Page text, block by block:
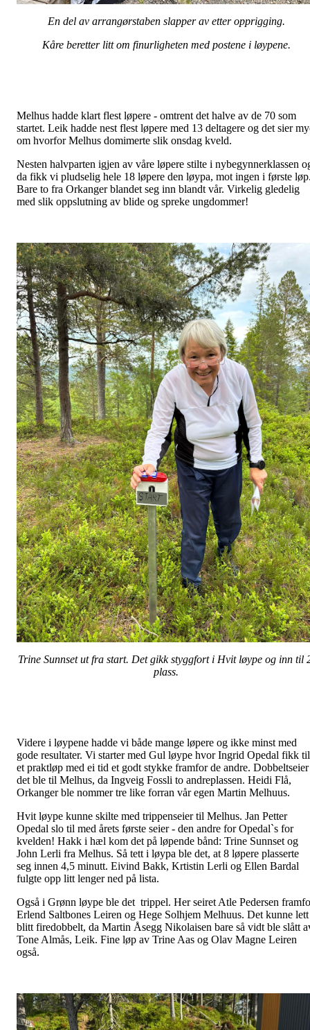
En del av arrangørstaben slapper av etter opprigging.
Kåre beretter litt om finurligheten med postene i løypene.
Melhus hadde klart flest løpere - omtrent det halve av de 70 som
startet. Leik hadde nest flest løpere med 13 deltagere og det sier
om hvorfor Melhus domimerte slik onsdag kveld.
Nesten halvparten igjen av våre løpere stilte i nybegynnerklassen
da fikk vi pludselig hele 18 løpere den løypa, mot ingen i første
Bare to fra Orkanger blandet seg inn blandt vår. Virkelig gledelig
med slik oppslutning av blide og spreke ungdommer!
Trine Sunnset ut fra start. Det gikk styggfort i Hvit løype og inn til
plass.
Videre i løypene hadde vi både mange løpere og ikke minst med
gode resultater. Vi starter med Gul løype hvor Ingrid Opedal fikk til
et praktløp med ei tid et godt stykke framfor de andre. Dobbeltseier
det ble til Melhus, da Ingveig Fossli to andreplassen. Heidi Flå,
Orkanger ble nommer tre like forran vår egen Martin Melhuus.
Hvit løype kunne skilte med trippenseier til Melhus. Jan Petter
Opedal slo til med årets første seier - den andre for Opedal`s for
kvelden! Hakk i hæl kom det på løpende bånd: Trine Sunnset og
John Lerli fra Melhus. Så tett i løypa ble det, at 8 løpere plasserte
seg innen 4,5 minutt. Eivind Bakk, Krtistin Lerli og Ellen Bardal
fulgte opp litt lenger ned på lista.
Også i Grønn løype ble det trippel. Her seiret Atle Pedersen
Erlend Saltbones Leiren og Hege Solhjem Melhuus. Det kunne lett
blitt firedobbelt, da Martin Åsegg Nikolaisen bare så vidt ble slått
Tone Almås, Leik. Fine løp av Trine Aas og Olav Magne Leiren
også.